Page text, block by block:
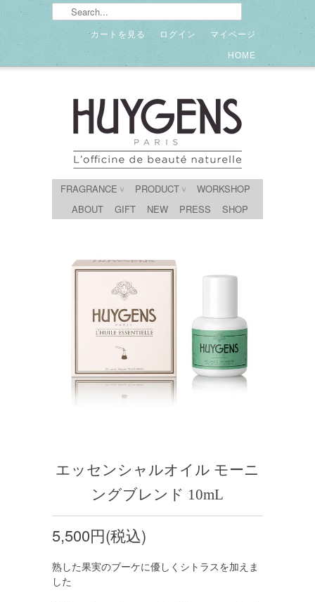
マイページ
ログイン
カートを見る
HOME
FRAGRANCE ∨ PRODUCT ∨
WORKSHOP
ABOUT
GIFT NEW PRESS SHOP
エッセンシャルオイル モーニ
ングブレンド 10mL
5,500円(税込)
熟した果実のブーケに優しくシトラスを加えま
した